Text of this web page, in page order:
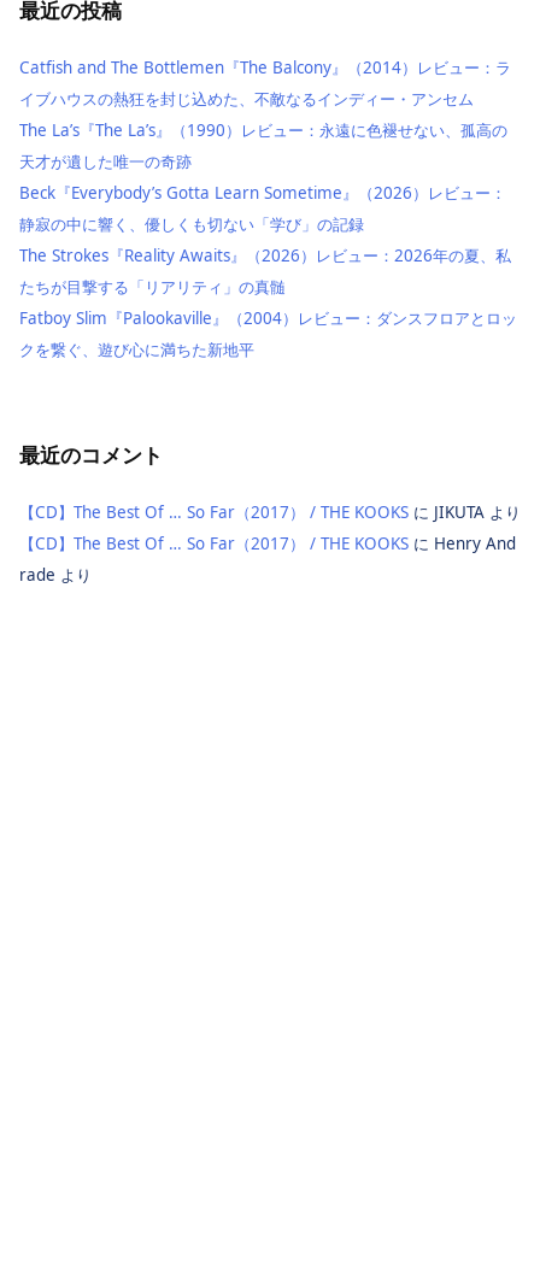
最近の投稿
Catfish and The Bottlemen『The Balcony』（2014）レビュー：ラ
イブハウスの熱狂を封じ込めた、不敵なるインディー・アンセム
The La’s『The La’s』（1990）レビュー：永遠に色褪せない、孤高の
天才が遺した唯一の奇跡
Beck『Everybody’s Gotta Learn Sometime』（2026）レビュー：
静寂の中に響く、優しくも切ない「学び」の記録
The Strokes『Reality Awaits』（2026）レビュー：2026年の夏、私
たちが目撃する「リアリティ」の真髄
Fatboy Slim『Palookaville』（2004）レビュー：ダンスフロアとロッ
クを繋ぐ、遊び心に満ちた新地平
最近のコメント
【CD】The Best Of … So Far（2017） / THE KOOKS に JIKUTA より
【CD】The Best Of … So Far（2017） / THE KOOKS に Henry And
rade より